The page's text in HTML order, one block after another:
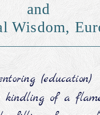
and
Wisdom,
(education)
kindling of a